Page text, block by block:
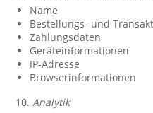
Name
Bestellungs- und
Zahlungsdaten
Geräteinformationen
IP-Adresse
Browserinformationen
10.Analytik